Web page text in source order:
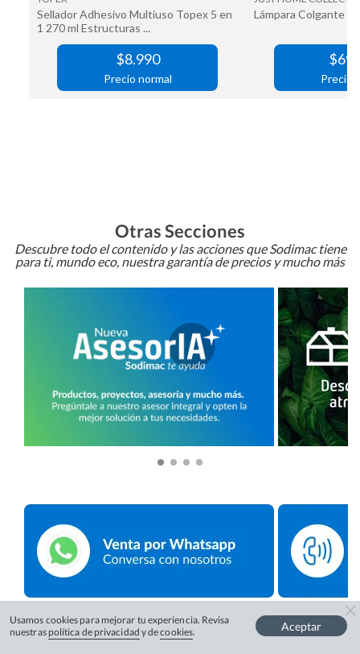
Otras Secciones
Descubre todo el contenido y las acciones que Sodimac tiene
para ti, mundo eco, nuestra garantía de precios y mucho más
Usamos cookies para mejorar tu experiencia. Revisa
nuestras política de privacidad y decookies. Aceptar